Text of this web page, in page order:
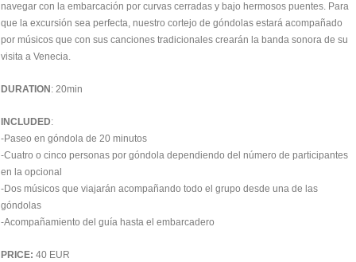
navegar con la embarcación por curvas cerradas y bajo hermosos puentes. Para
que la excursión sea perfecta, nuestro cortejo de góndolas estará acompañado
por músicos que con sus canciones tradicionales crearán la banda sonora de su
visita a Venecia.
DURATION : 20min
INCLUDED:
-Paseo en góndola de 20 minutos
-Cuatro o cinco personas por góndola dependiendo del número de participantes
en la opcional
-Dos músicos que viajarán acompañando todo el grupo desde una de las
góndolas
-Acompañamiento del guía hasta el embarcadero
PRICE: 40 EUR